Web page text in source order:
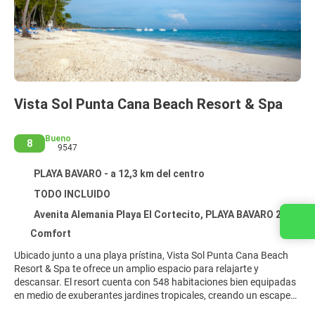
Vista Sol Punta Cana Beach Resort & Spa
8
Bueno
9547
PLAYA BAVARO - a 12,3 km del centro
TODO INCLUIDO
Avenita Alemania Playa El Cortecito, PLAYA BAVARO 23000
Comfort
Ubicado junto a una playa prístina, Vista Sol Punta Cana Beach
Resort & Spa te ofrece un amplio espacio para relajarte y
descansar. El resort cuenta con 548 habitaciones bien equipadas
en medio de exuberantes jardines tropicales, creando un escape
Contacta con nosotros